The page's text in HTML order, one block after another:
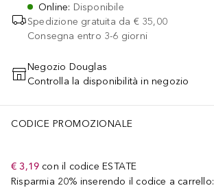
Online: Disponibile
Spedizione gratuita da € 35,00
Consegna entro 3-6 giorni
AGGIUNGI AL CARRELLO
Negozio Douglas
Controlla la disponibilità in negozio
CODICE PROMOZIONALE
€ 3,19 con il codice ESTATE
Risparmia 20% inserendo il codice a carrello: